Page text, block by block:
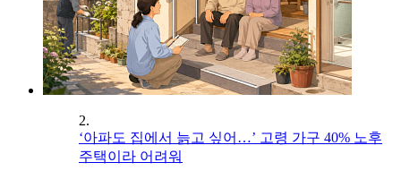
2.
‘아파도 집에서 늙고 싶어…’ 고령 가구 40% 노후
주택이라 어려워